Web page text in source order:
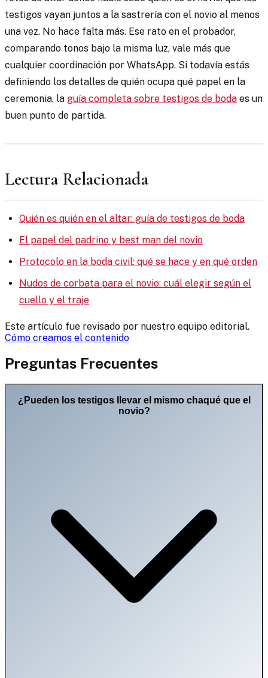
testigos vayan juntos a la sastrería con el novio al menos
una vez. No hace falta más. Ese rato en el probador,
comparando tonos bajo la misma luz, vale más que
cualquier coordinación por WhatsApp. Si todavía estás
definiendo los detalles de quién ocupa qué papel en la
ceremonia, la guía completa sobre testigos de boda es un
buen punto de partida.
Lectura Relacionada
Quién es quién en el altar: guía de testigos de boda
El papel del padrino y best man del novio
Protocolo en la boda civil: qué se hace y en qué orden
Nudos de corbata para el novio: cuál elegir según el
cuello y el traje
Este artículo fue revisado por nuestro equipo editorial.
Cómo creamos el contenido
Preguntas Frecuentes
¿Pueden los testigos llevar el mismo chaqué que el
novio?